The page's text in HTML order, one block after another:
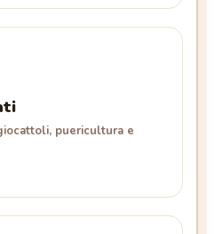
puericultura e